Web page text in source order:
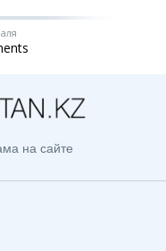
на сайте